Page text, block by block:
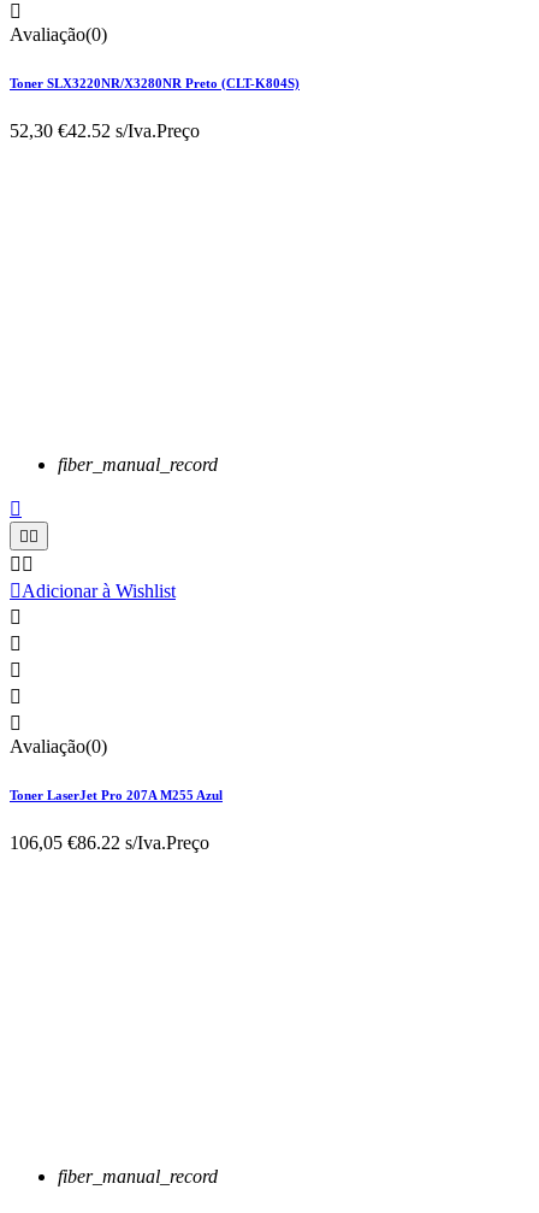

Avaliação(0)
Toner SLX3220NR/X3280NR Preto (CLT-K804S)
52,30 €42.52 s/Iva.Preço
fiber_manual_record

 
 
Adicionar à Wishlist





Avaliação(0)
Toner LaserJet Pro 207A M255 Azul
106,05 €86.22 s/Iva.Preço
fiber_manual_record